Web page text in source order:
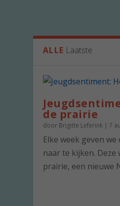
ALLE Laatste
de prairie
door Brigitte Leferink |7
Elke week geven
naar te kijken. Deze
prairie, een nieuwe